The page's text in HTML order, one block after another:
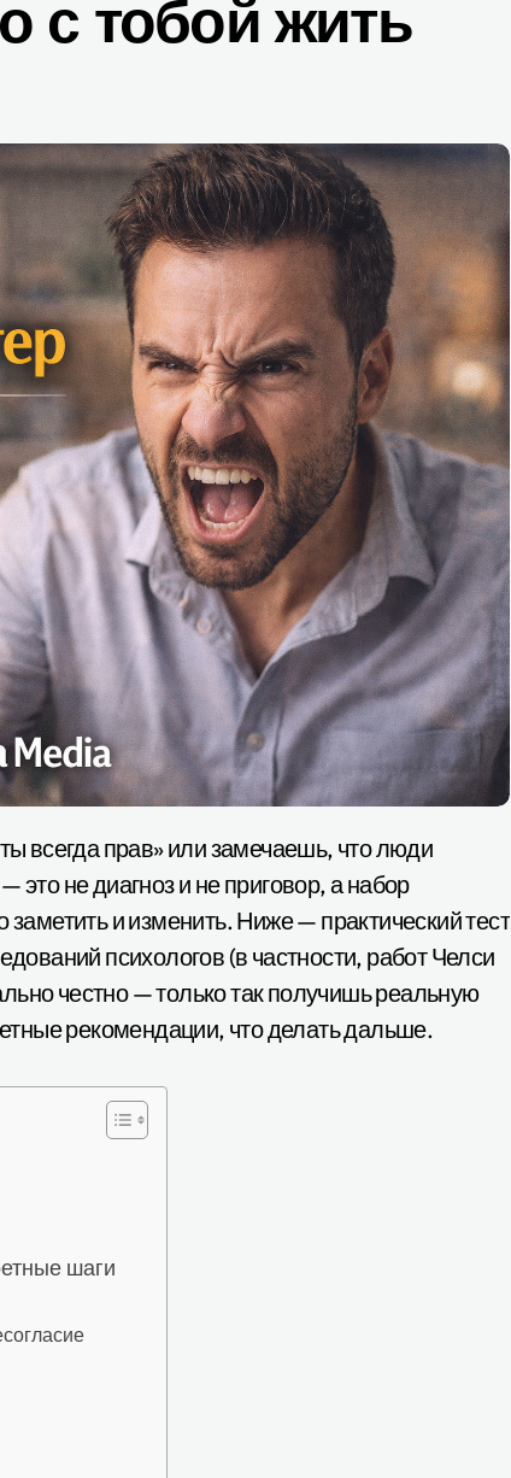
с тобой жить
не диагноз и не приговор, а набор
и изменить. Ниже — практический тест
психологов (в частности, работ Челси
честно — только так получишь реальную
рекомендации, что делать дальше.
шаги